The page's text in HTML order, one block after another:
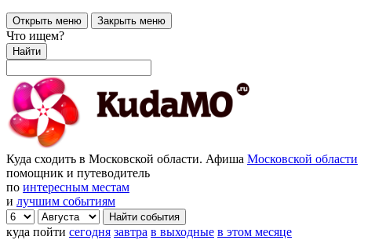
Открыть меню Закрыть меню
Что ищем?
Найти
Куда сходить в Московской области. Афиша Московской области
помощник и путеводитель
по интересным местам
и лучшим событиям
куда пойти сегодня завтра в выходные в этом месяце